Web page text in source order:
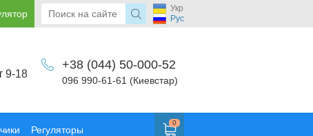
Укр
Рус
9-18
+38 (044) 50-000-52
096 990-61-61 (Киевстар)
Регуляторы
0